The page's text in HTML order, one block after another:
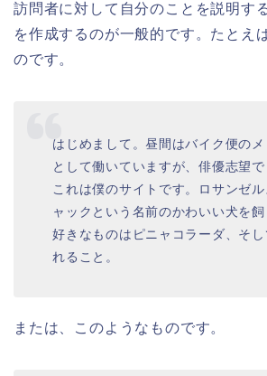
訪問者に対して自分のことを説明す
を作成するのが一般的です。たとえ
のです。
はじめまして。昼間はバイク便の
として働いていますが、俳優志望で
これは僕のサイトです。ロサンゼ
ャックという名前のかわいい犬を飼
好きなものはピニャコラーダ、そ
れること。
または、このようなものです。